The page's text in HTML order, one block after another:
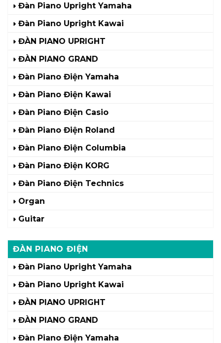
Đàn Piano Upright Yamaha
Đàn Piano Upright Kawai
ĐÀN PIANO UPRIGHT
ĐÀN PIANO GRAND
Đàn Piano Điện Yamaha
Đàn Piano Điện Kawai
Đàn Piano Điện Casio
Đàn Piano Điện Roland
Đàn Piano Điện Columbia
Đàn Piano Điện KORG
Đàn Piano Điện Technics
Organ
Guitar
ĐÀN PIANO ĐIỆN
Đàn Piano Upright Yamaha
Đàn Piano Upright Kawai
ĐÀN PIANO UPRIGHT
ĐÀN PIANO GRAND
Đàn Piano Điện Yamaha